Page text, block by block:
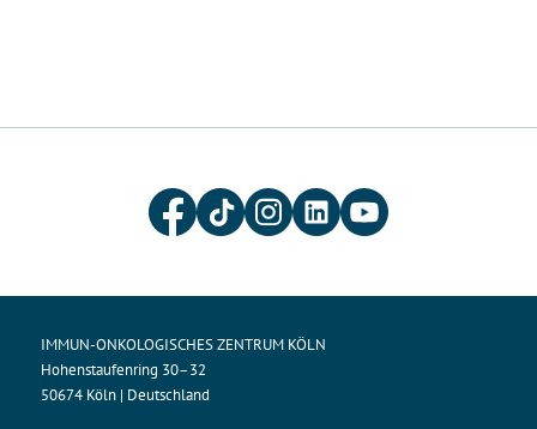
IMMUN-ONKOLOGISCHES ZENTRUM KÖLN
Hohenstaufenring 30–32
50674 Köln | Deutschland